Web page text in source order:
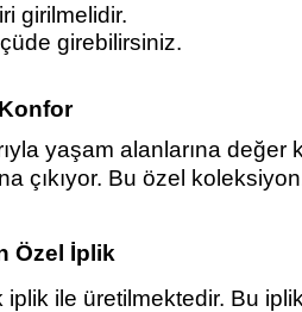
girilmelidir.
girebilirsiniz.
yaşam alanlarına
çıkıyor. Bu özel
Özel İplik
ile üretilmektedir. Bu